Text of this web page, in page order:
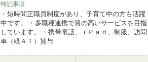
特記事項
・短時間正職員制度があり、子育て中の方も活躍
中です。 ・多職種連携で質の高いサービスを目指
しています。 ・携帯電話、ｉＰａｄ、制服、訪問
車（軽ＡＴ）貸与